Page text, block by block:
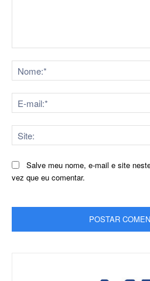
Salve meu nome, e-mail e site
vez que eu comentar.